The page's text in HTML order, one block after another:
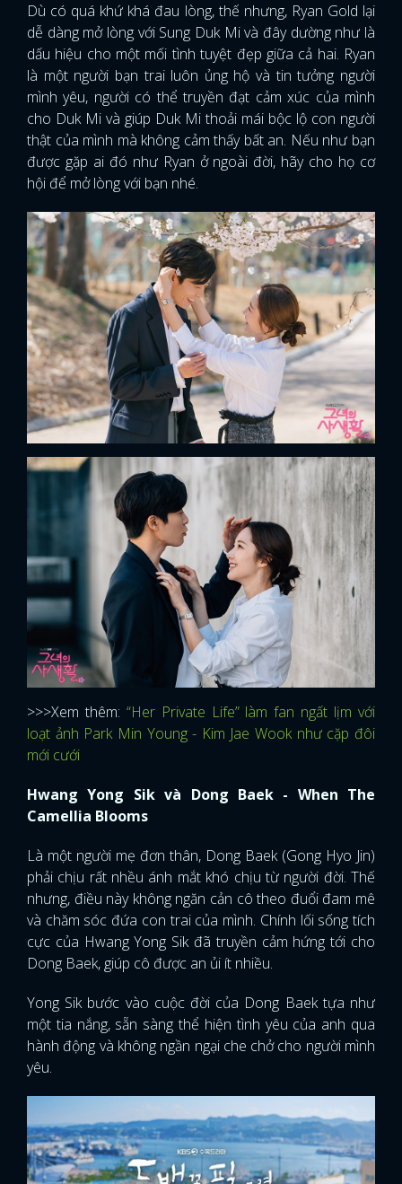
Dù có quá khứ khá đau lòng, thế nhưng, Ryan Gold lại
dễ dàng mở lòng với Sung Duk Mi và đây dường như là
dấu hiệu cho một mối tình tuyệt đẹp giữa cả hai. Ryan
là một người bạn trai luôn ủng hộ và tin tưởng người
mình yêu, người có thể truyền đạt cảm xúc của mình
cho Duk Mi và giúp Duk Mi thoải mái bộc lộ con người
thật của mình mà không cảm thấy bất an. Nếu như bạn
được gặp ai đó như Ryan ở ngoài đời, hãy cho họ cơ
hội để mở lòng với bạn nhé.
>>>Xem thêm: “Her Private Life” làm fan ngất lịm với
loạt ảnh Park Min Young - Kim Jae Wook như cặp đôi
mới cưới
Hwang Yong Sik và Dong Baek - When The
Camellia Blooms
Là một người mẹ đơn thân, Dong Baek (Gong Hyo Jin)
phải chịu rất nhều ánh mắt khó chịu từ người đời. Thế
nhưng, điều này không ngăn cản cô theo đuổi đam mê
và chăm sóc đứa con trai của mình. Chính lối sống tích
cực của Hwang Yong Sik đã truyền cảm hứng tới cho
Dong Baek, giúp cô được an ủi ít nhiều.
Yong Sik bước vào cuộc đời của Dong Baek tựa như
một tia nắng, sẵn sàng thể hiện tình yêu của anh qua
hành động và không ngần ngại che chở cho người mình
yêu.